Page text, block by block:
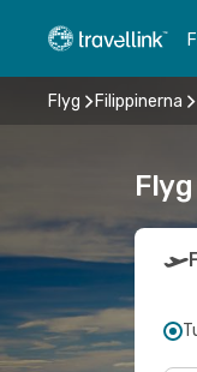
Flyg Filippinerna